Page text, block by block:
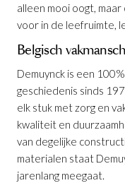
alleen mooi oogt,
voor in de leefruimte,
Belgisch
Demuynck is een
geschiedenis sinds
elk stuk met zorg en
kwaliteit en
van degelijke
materialen staat
jarenlang meegaat.
Fauteuil